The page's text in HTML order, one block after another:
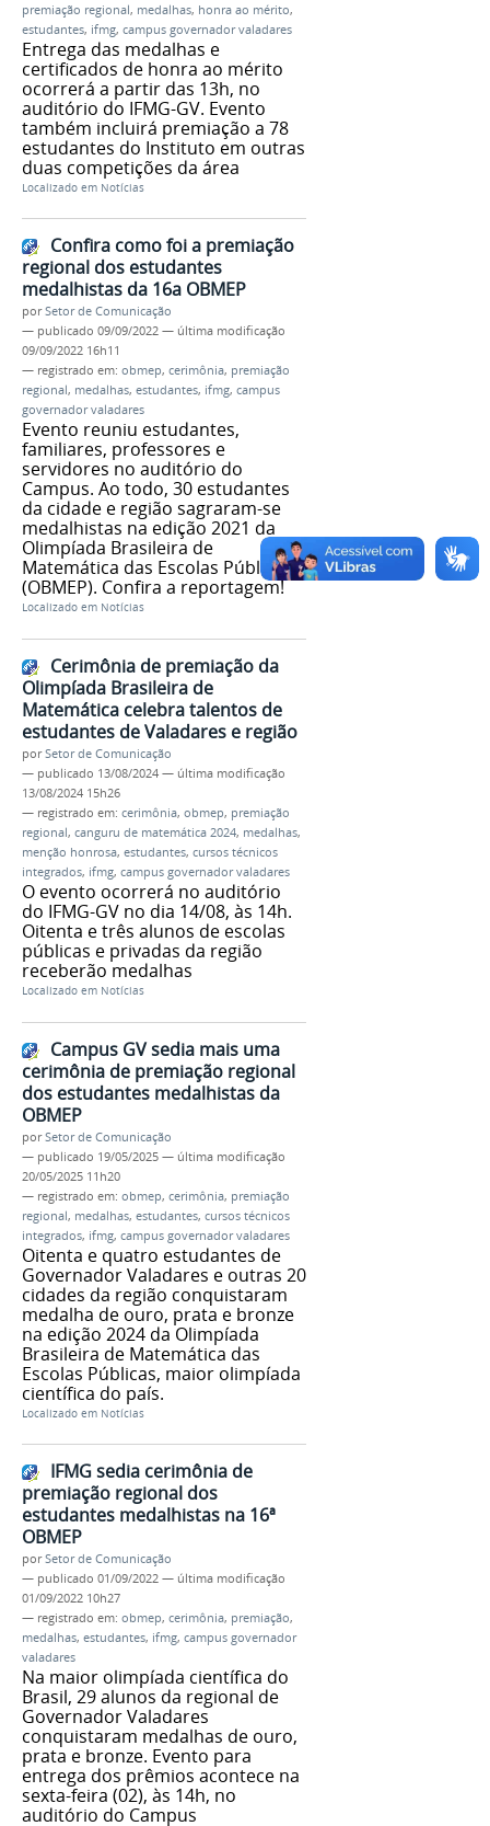
premiação regional, medalhas, honra ao mérito,
estudantes, ifmg, campus governador valadares
Entrega das medalhas e
certificados de honra ao mérito
ocorrerá a partir das 13h, no
auditório do IFMG-GV. Evento
também incluirá premiação a 78
estudantes do Instituto em outras
duas competições da área
Localizado em Notícias
Confira como foi a premiação
regional dos estudantes
medalhistas da 16a OBMEP
porSetor de Comunicação
— publicado 09/09/2022 — última modificação
09/09/2022 16h11
— registrado em: obmep, cerimônia, premiação
regional, medalhas, estudantes, ifmg, campus
governador valadares
Evento reuniu estudantes,
familiares, professores e
servidores no auditório do
Campus. Ao todo, 30 estudantes
da cidade e região sagraram-se
medalhistas na edição 2021 da
Olimpíada Brasileira de
Matemática das Escolas Públicas
(OBMEP). Confira a reportagem!
Localizado em Notícias
Cerimônia de premiação da
Olimpíada Brasileira de
Matemática celebra talentos de
estudantes de Valadares e região
porSetor de Comunicação
— publicado 13/08/2024 — última modificação
13/08/2024 15h26
— registrado em: cerimônia, obmep, premiação
regional, canguru de matemática 2024, medalhas,
menção honrosa, estudantes, cursos técnicos
integrados, ifmg, campus governador valadares
O evento ocorrerá no auditório
do IFMG-GV no dia 14/08, às 14h.
Oitenta e três alunos de escolas
públicas e privadas da região
receberão medalhas
Localizado em Notícias
Campus GV sedia mais uma
cerimônia de premiação regional
dos estudantes medalhistas da
OBMEP
porSetor de Comunicação
— publicado 19/05/2025 — última modificação
20/05/2025 11h20
— registrado em: obmep, cerimônia, premiação
regional, medalhas, estudantes, cursos técnicos
integrados, ifmg, campus governador valadares
Oitenta e quatro estudantes de
Governador Valadares e outras 20
cidades da região conquistaram
medalha de ouro, prata e bronze
na edição 2024 da Olimpíada
Brasileira de Matemática das
Escolas Públicas, maior olimpíada
científica do país.
Localizado em Notícias
IFMG sedia cerimônia de
premiação regional dos
estudantes medalhistas na 16ª
OBMEP
porSetor de Comunicação
— publicado 01/09/2022 — última modificação
01/09/2022 10h27
— registrado em: obmep, cerimônia, premiação,
medalhas, estudantes, ifmg, campus governador
valadares
Na maior olimpíada científica do
Brasil, 29 alunos da regional de
Governador Valadares
conquistaram medalhas de ouro,
prata e bronze. Evento para
entrega dos prêmios acontece na
sexta-feira (02), às 14h, no
auditório do Campus